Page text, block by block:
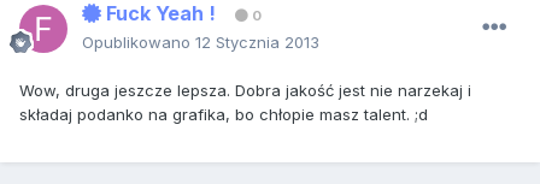
Fuck Yeah ! 0
Opublikowano 12 Stycznia 2013
Wow, druga jeszcze lepsza. Dobra jakość jest nie narzekaj i
składaj podanko na grafika, bo chłopie masz talent. ;d